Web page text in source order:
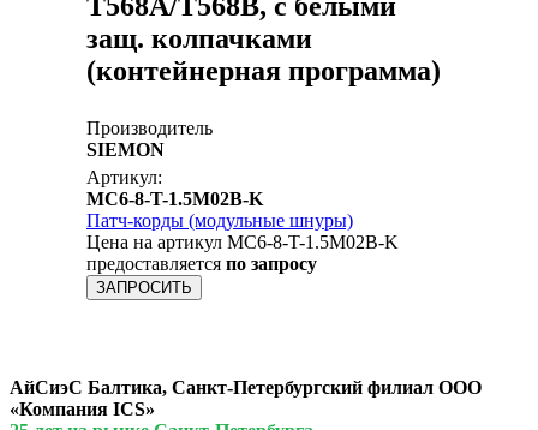
защ. колпачками
(контейнерная программа)
Производитель
SIEMON
Артикул:
MC6-8-T-1.5M02B-K
Патч-корды (модульные шнуры)
Цена на артикул MC6-8-T-1.5M02B-K
предоставляется по запросу
ЗАПРОСИТЬ
АйСиэС Балтика, Санкт-Петербургский филиал ООО
«Компания ICS»